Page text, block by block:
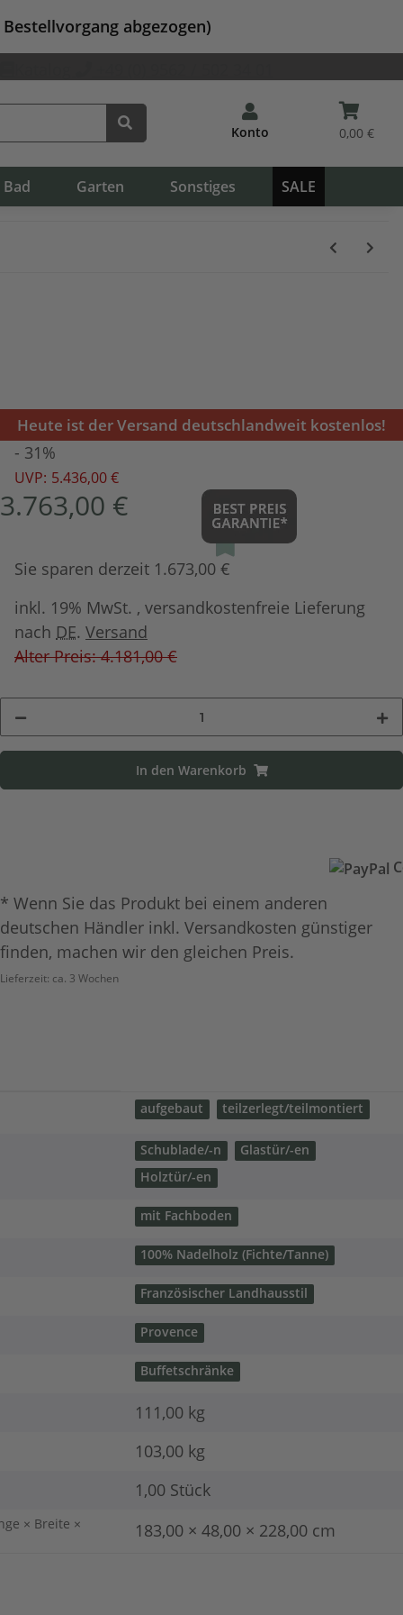
abgezogen)
Konto 0,00 €
Bad Garten Sonstiges SALE
Heute ist der Versand deutschlandweit kostenlos!
- 31%
UVP: 5.436,00 €
3.763,00 €
Sie sparen derzeit 1.673,00 €
inkl. 19% MwSt. , versandkostenfreie Lieferung
nach DE. Versand
Alter Preis: 4.181,00 €
In den Warenkorb
* Wenn Sie das Produkt bei einem anderen
deutschen Händler inkl. Versandkosten günstiger
finden, machen wir den gleichen Preis.
Lieferzeit: ca. 3 Wochen
aufgebaut teilzerlegt/teilmontiert
Schublade/-n
Glastür/-en
Holztür/-en
mit Fachboden
100% Nadelholz (Fichte/Tanne)
Französischer Landhausstil
Provence
Buffetschränke
111,00 kg
103,00 kg
1,00 Stück
× Breite × 183,00 × 48,00 × 228,00 cm